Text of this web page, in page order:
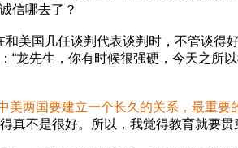
信哪去了？
国几任谈判代表谈判时，不管谈得
“龙先生，你有时候很强硬，今天之所
美两国要建立一个长久的关系，最重
真不是很好。所以，我觉得教育就要贯